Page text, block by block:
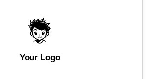
Your Logo